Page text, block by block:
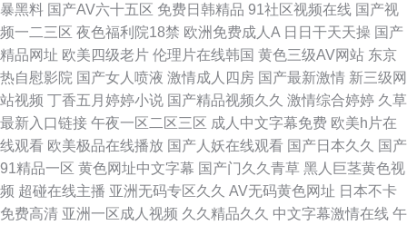
暴黑料 国产AV六十五区 免费日韩精品 91社区视频在线 国产视
频一二三区 夜色福利院18禁 欧洲免费成人A 日日干天天操 国产
精品网址 欧美四级老片 伦理片在线韩国 黄色三级AV网站 东京
热自慰影院 国产女人喷液 激情成人四房 国产最新激情 新三级网
站视频 丁香五月婷婷小说 国产精品视频久久 激情综合婷婷 久草
最新入口链接 午夜一区二区三区 成人中文字幕免费 欧美h片在
线观看 欧美极品在线播放 国产人妖在线观看 国产日本久久 国产
91精品一区 黄色网址中文字幕 国产门久久青草 黑人巨茎黄色视
频 超碰在线主播 亚洲无码专区久久 AV无码黄色网址 日本不卡
免费高清 亚洲一区成人视频 久久精品久久 中文字幕激情在线 午